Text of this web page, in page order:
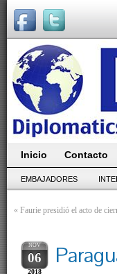
Inicio Contacto
EMBAJADORES
« Faurie presidió el acto de
NOV
06
2018